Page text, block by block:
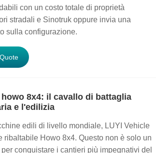
con un costo totale di proprietà
stradali e Sinotruk oppure invia una
sulla configurazione.
8x4: il cavallo di battaglia
e l'edilizia
edili di livello mondiale, LUYI Vehicle
Howo 8x4. Questo non è solo un
conquistare i cantieri più impegnativi del